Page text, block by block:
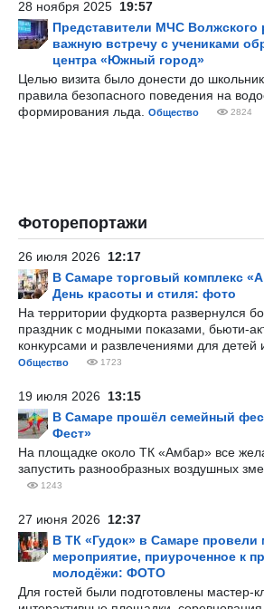
28 ноября 2025 19:57
Представители МЧС Волжского
важную встречу с учениками
центра «Южный город»
Целью визита было донести до
правила безопасного поведения на
формирования льда.
Общество 2824
Фоторепортажи
26 июля 2026 12:17
В Самаре торговый комплекс
День красоты и стиля: фото
На территории фудкорта развернулся
праздник с модными показами, бьюти-
конкурсами и развлечениями для детей
Общество 1723
19 июля 2026 13:15
В Самаре прошёл семейный
Фест»
На площадке около ТК «Амбар» все
запустить разнообразных воздушных
1243
27 июня 2026 12:37
В ТК «Гудок» в Самаре провели
мероприятие, приуроченное к
молодёжи: ФОТО
Для гостей были подготовлены мастер-